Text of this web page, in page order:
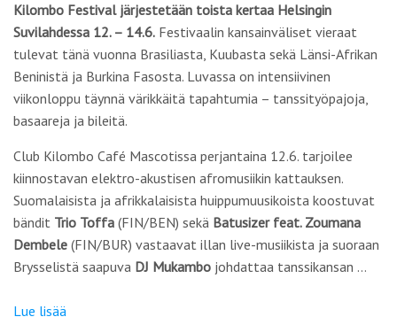
Kilombo Festival järjestetään toista kertaa Helsingin
Suvilahdessa 12. – 14.6. Festivaalin kansainväliset vieraat
tulevat tänä vuonna Brasiliasta, Kuubasta sekä Länsi-Afrikan
Beninistä ja Burkina Fasosta. Luvassa on intensiivinen
viikonloppu täynnä värikkäitä tapahtumia – tanssityöpajoja,
basaareja ja bileitä.
Club Kilombo Café Mascotissa perjantaina 12.6. tarjoilee
kiinnostavan elektro-akustisen afromusiikin kattauksen.
Suomalaisista ja afrikkalaisista huippumuusikoista koostuvat
bändit Trio Toffa (FIN/BEN) sekä Batusizer feat. Zoumana
Dembele (FIN/BUR) vastaavat illan live-musiikista ja suoraan
Brysselistä saapuva DJ Mukambo johdattaa tanssikansan …
Lue lisää